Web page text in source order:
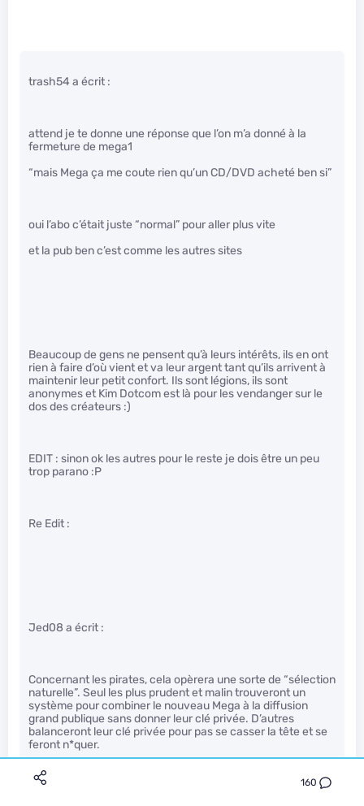
160
trash54 a écrit :
attend je te donne une réponse que l’on m’a donné à la
fermeture de mega1
“mais Mega ça me coute rien qu’un CD/DVD acheté ben si”
oui l’abo c’était juste “normal” pour aller plus vite
et la pub ben c’est comme les autres sites
Beaucoup de gens ne pensent qu’à leurs intérêts, ils en ont
rien à faire d’où vient et va leur argent tant qu’ils arrivent à
maintenir leur petit confort. Ils sont légions, ils sont
anonymes et Kim Dotcom est là pour les vendanger sur le
dos des créateurs :)
EDIT : sinon ok les autres pour le reste je dois être un peu
trop parano :P
Re Edit :
Jed08 a écrit :
Concernant les pirates, cela opèrera une sorte de “sélection
naturelle”. Seul les plus prudent et malin trouveront un
système pour combiner le nouveau Mega à la diffusion
grand publique sans donner leur clé privée. D’autres
balanceront leur clé privée pour pas se casser la tête et se
feront n*quer.